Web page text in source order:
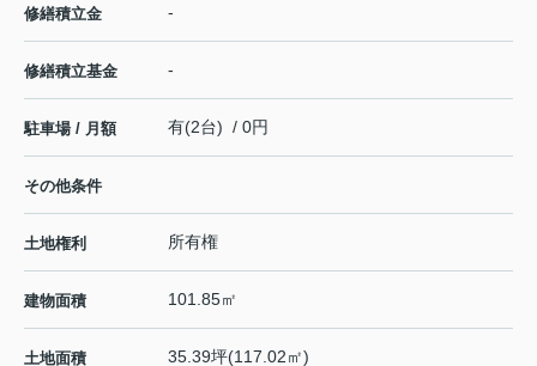
修繕積立金 -
修繕積立基金 -
駐車場 / 月額 有(2台) / 0円
その他条件
土地権利 所有権
建物面積 101.85㎡
土地面積 35.39坪(117.02㎡)